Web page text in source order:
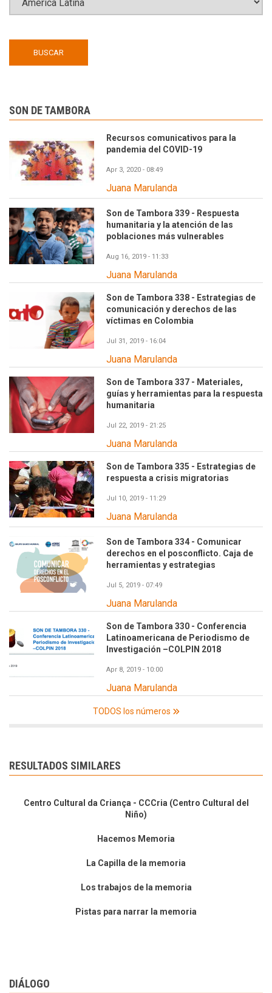
SON DE TAMBORA
Recursos comunicativos para la
pandemia del COVID-19
Apr 3, 2020 - 08:49
Juana Marulanda
Son de Tambora 339 - Respuesta
humanitaria y la atención de las
poblaciones más vulnerables
Aug 16, 2019 - 11:33
Juana Marulanda
Son de Tambora 338 - Estrategias de
comunicación y derechos de las
víctimas en Colombia
Jul 31, 2019 - 16:04
Juana Marulanda
Son de Tambora 337 - Materiales,
guías y herramientas para la respuesta
humanitaria
Jul 22, 2019 - 21:25
Juana Marulanda
Son de Tambora 335 - Estrategias de
respuesta a crisis migratorias
Jul 10, 2019 - 11:29
Juana Marulanda
Son de Tambora 334 - Comunicar
derechos en el posconflicto. Caja de
herramientas y estrategias
Jul 5, 2019 - 07:49
Juana Marulanda
Son de Tambora 330 - Conferencia
Latinoamericana de Periodismo de
Investigación –COLPIN 2018
Apr 8, 2019 - 10:00
Juana Marulanda
TODOS los números
RESULTADOS SIMILARES
Centro Cultural da Criança - CCCria (Centro Cultural del
Niño)
Hacemos Memoria
La Capilla de la memoria
Los trabajos de la memoria
Pistas para narrar la memoria
DIÁLOGO